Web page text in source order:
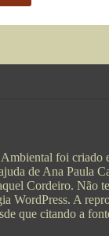
foi criado
de Ana Paula
Cordeiro. Não
WordPress. A
que citando a